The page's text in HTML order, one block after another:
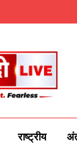
–
राष्ट्रीय